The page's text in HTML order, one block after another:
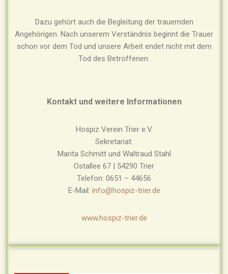
Dazu gehört auch die Begleitung der trauernden
Angehörigen. Nach unserem Verständnis beginnt die Trauer
schon vor dem Tod und unsere Arbeit endet nicht mit dem
Tod des Betroffenen.
Kontakt und weitere Informationen
Hospiz Verein Trier e.V.
Sekretariat:
Marita Schmitt und Waltraud Stahl
Ostallee 67 | 54290 Trier
Telefon: 0651 – 44656
E-Mail: info@hospiz-trier.de
www.hospiz-trier.de